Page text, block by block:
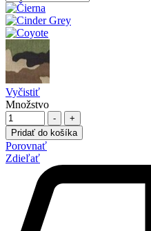
Vyčistiť
Množstvo
-
+
Pridať do košíka
Porovnať
Zdieľať